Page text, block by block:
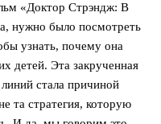
«Доктор Стрэндж: В
нужно было посмотреть
узнать, почему она
детей. Эта закрученная
стала причиной
та стратегия, которую